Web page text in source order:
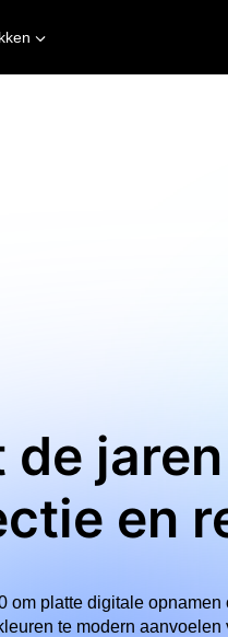
de
en
om platte digitale
te modern